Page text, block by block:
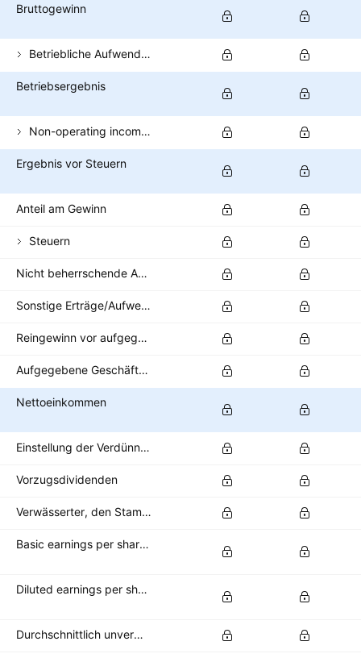
Bruttogewinn
Betriebliche Aufwendungen (exkl. COGS)
Betriebsergebnis
Non-operating income (total)
Ergebnis vor Steuern
Anteil am Gewinn
Steuern
Nicht beherrschende Anteile/Minderheitsanteile
Sonstige Erträge/Aufwendungen nach Steuern
Reingewinn vor aufgegebenen Geschäftsbereichen
Aufgegebene Geschäftsbereiche
Nettoeinkommen
Einstellung der Verdünnung
Vorzugsdividenden
Verwässerter, den Stammaktionären zustehender Nettogewinn
Basic earnings per share (basic EPS)
Diluted earnings per share (diluted EPS)
Durchschnittlich unverwässerte Aktien im Umlauf